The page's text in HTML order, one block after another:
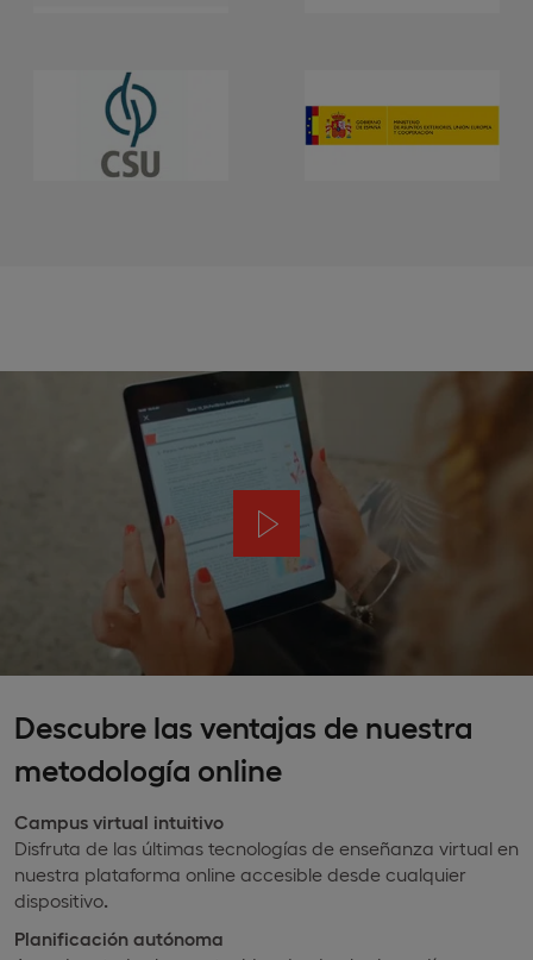
Descubre las ventajas de nuestra
metodología online
Campus virtual intuitivo
Disfruta de las últimas tecnologías de enseñanza virtual en
nuestra plataforma online accesible desde cualquier
dispositivo.
Planificación autónoma